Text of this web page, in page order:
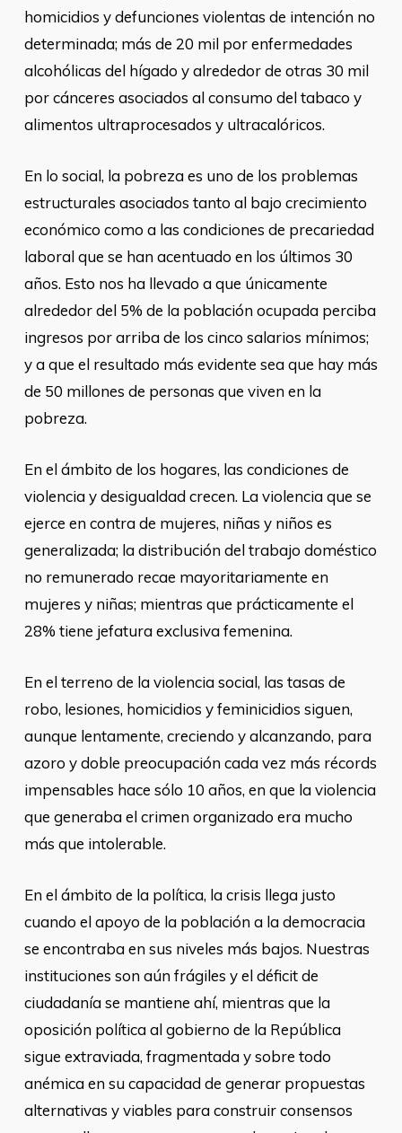
homicidios y defunciones violentas de intención no
determinada; más de 20 mil por enfermedades
alcohólicas del hígado y alrededor de otras 30 mil
por cánceres asociados al consumo del tabaco y
alimentos ultraprocesados y ultracalóricos.
En lo social, la pobreza es uno de los problemas
estructurales asociados tanto al bajo crecimiento
económico como a las condiciones de precariedad
laboral que se han acentuado en los últimos 30
años. Esto nos ha llevado a que únicamente
alrededor del 5% de la población ocupada perciba
ingresos por arriba de los cinco salarios mínimos;
y a que el resultado más evidente sea que hay más
de 50 millones de personas que viven en la
pobreza.
En el ámbito de los hogares, las condiciones de
violencia y desigualdad crecen. La violencia que se
ejerce en contra de mujeres, niñas y niños es
generalizada; la distribución del trabajo doméstico
no remunerado recae mayoritariamente en
mujeres y niñas; mientras que prácticamente el
28% tiene jefatura exclusiva femenina.
En el terreno de la violencia social, las tasas de
robo, lesiones, homicidios y feminicidios siguen,
aunque lentamente, creciendo y alcanzando, para
azoro y doble preocupación cada vez más récords
impensables hace sólo 10 años, en que la violencia
que generaba el crimen organizado era mucho
más que intolerable.
En el ámbito de la política, la crisis llega justo
cuando el apoyo de la población a la democracia
se encontraba en sus niveles más bajos. Nuestras
instituciones son aún frágiles y el déficit de
ciudadanía se mantiene ahí, mientras que la
oposición política al gobierno de la República
sigue extraviada, fragmentada y sobre todo
anémica en su capacidad de generar propuestas
alternativas y viables para construir consensos